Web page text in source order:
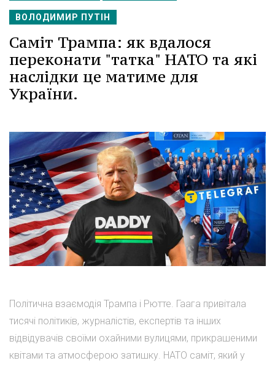
ВОЛОДИМИР ПУТІН
Саміт Трампа: як вдалося
переконати "татка" НАТО та які
наслідки це матиме для
України.
Політична взаємодія Трампа і Рютте. Гаага привітала
тисячі політиків, журналістів, експертів та інших
відвідувачів своїми охайними вулицями, прикрашеними
квітами та атмосферою затишку. НАТО саміт, який у